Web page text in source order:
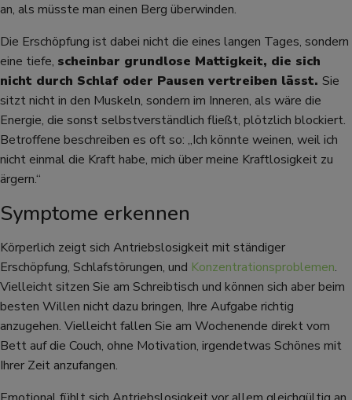
an, als müsste man einen Berg überwinden.
Die Erschöpfung ist dabei nicht die eines langen Tages, sondern
eine tiefe, scheinbar grundlose Mattigkeit, die sich
nicht durch Schlaf oder Pausen vertreiben lässt. Sie
sitzt nicht in den Muskeln, sondern im Inneren, als wäre die
Energie, die sonst selbstverständlich fließt, plötzlich blockiert.
Betroffene beschreiben es oft so: „Ich könnte weinen, weil ich
nicht einmal die Kraft habe, mich über meine Kraftlosigkeit zu
ärgern.“
Symptome erkennen
Körperlich zeigt sich Antriebslosigkeit mit ständiger
Erschöpfung, Schlafstörungen, und Konzentrationsproblemen.
Vielleicht sitzen Sie am Schreibtisch und können sich aber beim
besten Willen nicht dazu bringen, Ihre Aufgabe richtig
anzugehen. Vielleicht fallen Sie am Wochenende direkt vom
Bett auf die Couch, ohne Motivation, irgendetwas Schönes mit
Ihrer Zeit anzufangen.